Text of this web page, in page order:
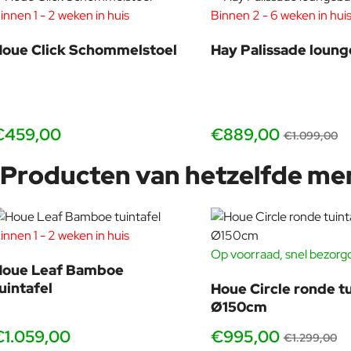
1 - 2 weken in huis
Click Schommelstoel
Binnen 2 - 6 weken in huis
Hay Palissade
€889,00 €1.099,00
Producten van hetzelfde
1 - 2 weken in huis
Leaf Bamboe
Op voorraad, snel
Houe Circle ronde
Ø150cm
€995,00 €1.299,00